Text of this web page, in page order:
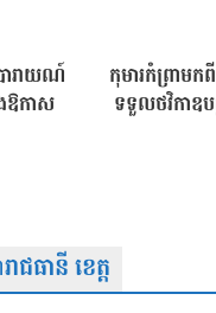
ារាយណ៍
ឱកាស
កុមារកំព្រាមក
ទទួលថវិកាឧប
ធានី ខេត្ត